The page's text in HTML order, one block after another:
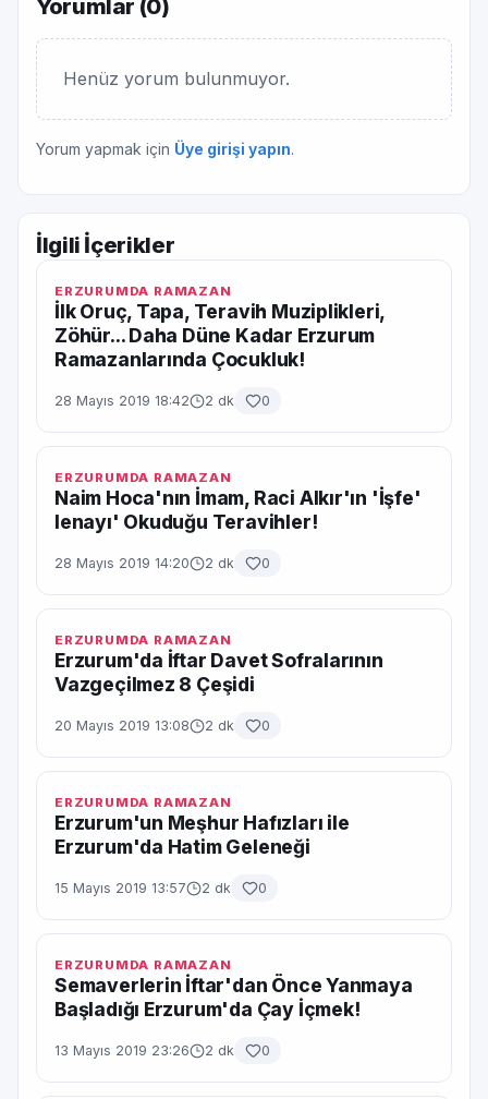
Yorumlar (0)
Henüz yorum bulunmuyor.
Yorum yapmak için Üye girişi yapın.
İlgili İçerikler
ERZURUMDA RAMAZAN
İlk Oruç, Tapa, Teravih Muziplikleri,
Zöhür... Daha Düne Kadar Erzurum
Ramazanlarında Çocukluk!
28 Mayıs 2019 18:42 2 dk 0
ERZURUMDA RAMAZAN
Naim Hoca'nın İmam, Raci Alkır'ın 'İşfe'
lenayı' Okuduğu Teravihler!
28 Mayıs 2019 14:20 2 dk 0
ERZURUMDA RAMAZAN
Erzurum'da İftar Davet Sofralarının
Vazgeçilmez 8 Çeşidi
20 Mayıs 2019 13:08 2 dk 0
ERZURUMDA RAMAZAN
Erzurum'un Meşhur Hafızları ile
Erzurum'da Hatim Geleneği
15 Mayıs 2019 13:57 2 dk 0
ERZURUMDA RAMAZAN
Semaverlerin İftar'dan Önce Yanmaya
Başladığı Erzurum'da Çay İçmek!
13 Mayıs 2019 23:26 2 dk 0